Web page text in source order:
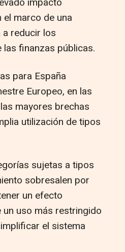
marco de una
a reducir los
finanzas públicas.
para España
Europeo, en las
mayores brechas
utilización de tipos
sujetas a tipos
sobresalen por
un efecto
uso más restringido
el sistema